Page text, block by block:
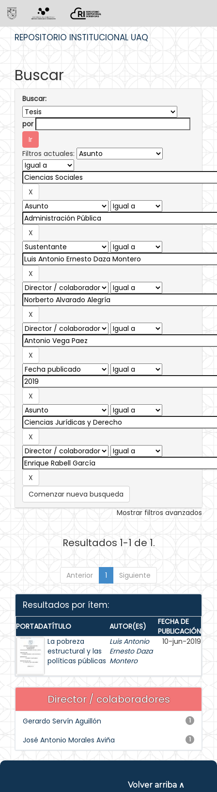
REPOSITORIO INSTITUCIONAL UAQ
Buscar
Buscar:
por
Filtros actuales:
Comenzar nueva busqueda
Mostrar filtros avanzados
Resultados 1-1 de 1.
Anterior 1 Siguiente
Resultados por ítem:
PORTADATÍTULO AUTOR(ES)
FECHA DE
PUBLICACIÓN
La pobreza
estructural y las
políticas públicas
Luis Antonio
Ernesto Daza
Montero
10-jun-2019
Director / colaboradores
1
Gerardo Servín Aguillón
1
José Antonio Morales Aviña
Volver arriba ∧